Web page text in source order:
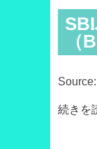
（
続きを